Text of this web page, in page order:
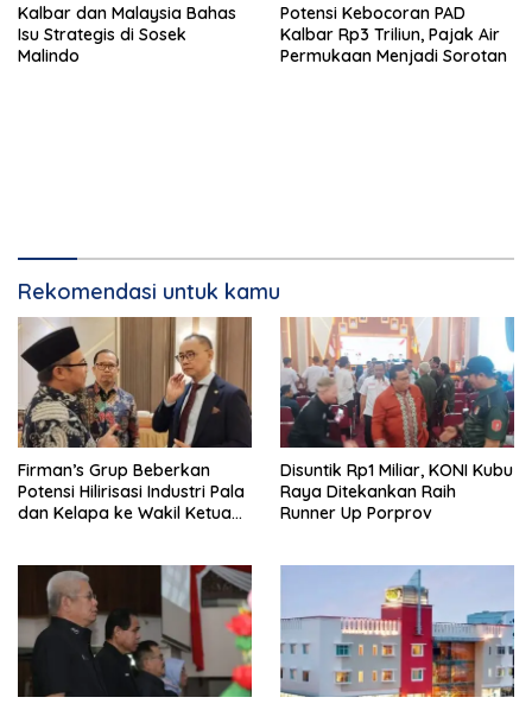
Kalbar dan Malaysia Bahas
Isu Strategis di Sosek
Malindo
Potensi Kebocoran PAD
Kalbar Rp3 Triliun, Pajak Air
Permukaan Menjadi Sorotan
Rekomendasi untuk kamu
Firman’s Grup Beberkan
Potensi Hilirisasi Industri Pala
dan Kelapa ke Wakil Ketua
Disuntik Rp1 Miliar, KONI Kubu
Raya Ditekankan Raih
Runner Up Porprov